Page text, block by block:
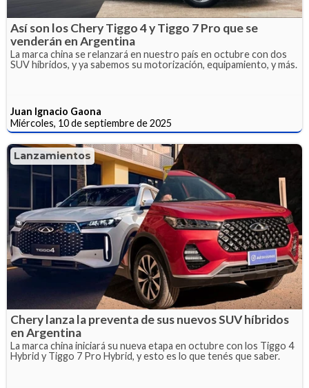
Así son los Chery Tiggo 4 y Tiggo 7 Pro que se
venderán en Argentina
La marca china se relanzará en nuestro país en octubre con dos
SUV híbridos, y ya sabemos su motorización, equipamiento, y más.
Juan Ignacio Gaona
Miércoles, 10 de septiembre de 2025
Lanzamientos
Chery lanza la preventa de sus nuevos SUV híbridos
en Argentina
La marca china iniciará su nueva etapa en octubre con los Tiggo 4
Hybrid y Tiggo 7 Pro Hybrid, y esto es lo que tenés que saber.